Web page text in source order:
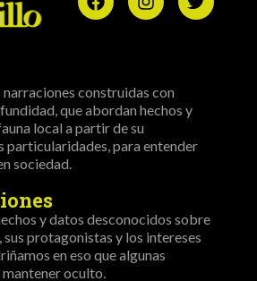
construidas con
que abordan hechos y
local a partir de su
particularidades, para entender
sociedad.
y datos desconocidos sobre
protagonistas y los intereses
en eso que algunas
oculto.